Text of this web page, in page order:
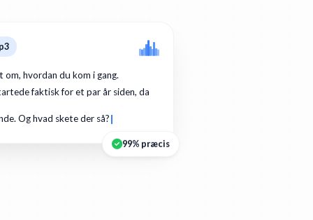
hvordan du kom i gang.
faktisk for et par år siden, da
Og hvad skete der så?
99% præcis